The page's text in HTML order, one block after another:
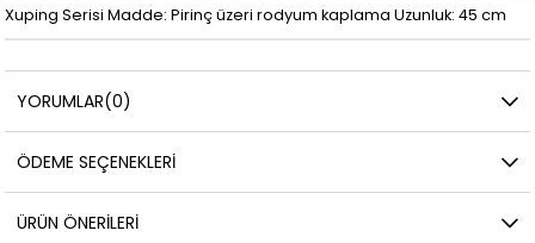
Xuping Serisi Madde: Pirinç üzeri rodyum kaplama Uzunluk: 45 cm
YORUMLAR(0)
ÖDEME SEÇENEKLERI
ÜRÜN ÖNERILERI